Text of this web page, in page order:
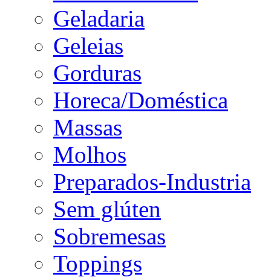
Geladaria
Geleias
Gorduras
Horeca/Doméstica
Massas
Molhos
Preparados-Industria
Sem glúten
Sobremesas
Toppings